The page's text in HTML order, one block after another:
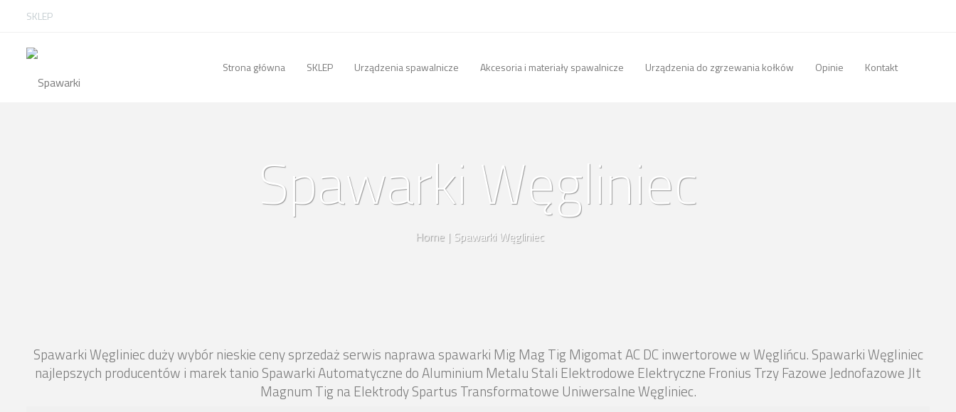
SKLEP
Strona główna SKLEP Urządzenia spawalnicze Akcesoria i materiały spawalnicze Urządzenia do zgrzewania kołków Opinie Kontakt
Spawarki Węgliniec
Home | Spawarki Węgliniec
Spawarki Węgliniec duży wybór nieskie ceny sprzedaż serwis naprawa spawarki Mig Mag Tig Migomat AC DC inwertorowe w Węglińcu. Spawarki Węgliniec
najlepszych producentów i marek tanio Spawarki Automatyczne do Aluminium Metalu Stali Elektrodowe Elektryczne Fronius Trzy Fazowe Jednofazowe Jlt
Magnum Tig na Elektrody Spartus Transformatowe Uniwersalne Węgliniec.